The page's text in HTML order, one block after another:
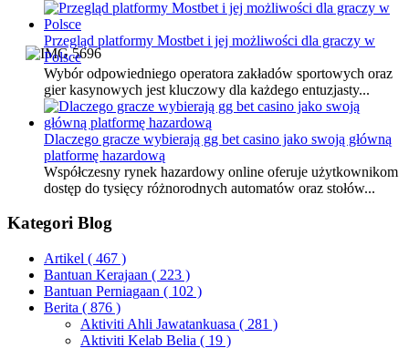
Przegląd platformy Mostbet i jej możliwości dla graczy w
Polsce
Wybór odpowiedniego operatora zakładów sportowych oraz
gier kasynowych jest kluczowy dla każdego entuzjasty...
Dlaczego gracze wybierają gg bet casino jako swoją główną
platformę hazardową
Współczesny rynek hazardowy online oferuje użytkownikom
dostęp do tysięcy różnorodnych automatów oraz stołów...
Kategori Blog
Artikel ( 467 )
Bantuan Kerajaan ( 223 )
Bantuan Perniagaan ( 102 )
Berita ( 876 )
Aktiviti Ahli Jawatankuasa ( 281 )
Aktiviti Kelab Belia ( 19 )